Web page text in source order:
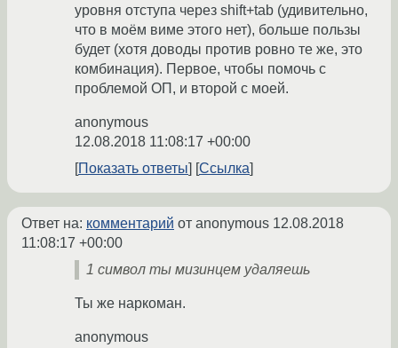
уровня отступа через shift+tab (удивительно,
что в моём виме этого нет), больше пользы
будет (хотя доводы против ровно те же, это
комбинация). Первое, чтобы помочь с
проблемой ОП, и второй с моей.
anonymous
12.08.2018 11:08:17 +00:00
Показать ответы
Ссылка
Ответ на: комментарий от anonymous 12.08.2018
11:08:17 +00:00
1 символ ты мизинцем удаляешь
Ты же наркоман.
anonymous